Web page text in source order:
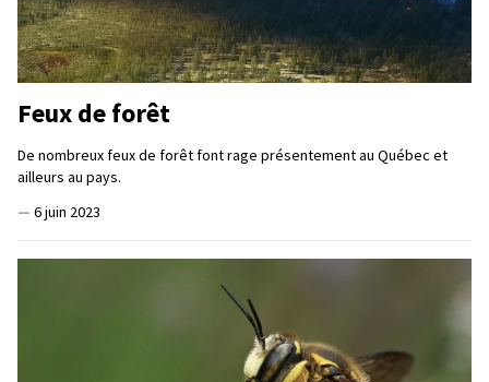
Feux de forêt
De nombreux feux de forêt font rage présentement au Québec et
ailleurs au pays.
— 6 juin 2023